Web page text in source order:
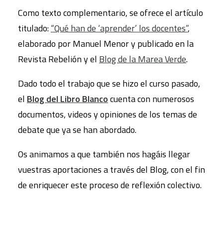
Como texto complementario, se ofrece el artículo
titulado:“Qué han de ‘aprender’ los docentes”,
elaborado por Manuel Menor y publicado en la
Revista Rebelión y el Blog de la Marea Verde.
Dado todo el trabajo que se hizo el curso pasado,
el Blog del Libro Blancocuenta con numerosos
documentos, videos y opiniones de los temas de
debate que ya se han abordado.
Os animamos a que también nos hagáis llegar
vuestras aportaciones a través del Blog, con el fin
de enriquecer este proceso de reflexión colectivo.